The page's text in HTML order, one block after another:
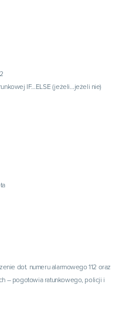
IF…ELSE (jeżeli…jeżeli nie)
dot. numeru alarmowego 112 oraz
– pogotowia ratunkowego, policji i